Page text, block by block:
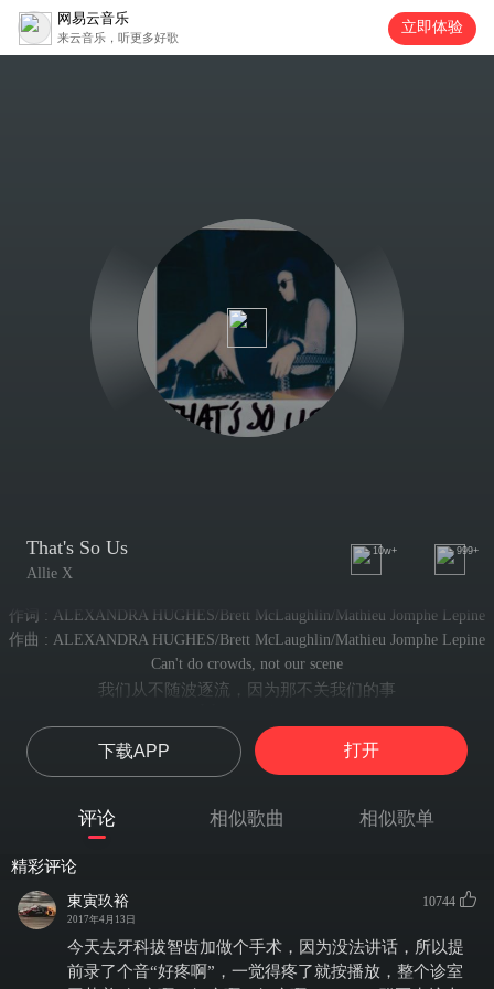
网易云音乐
来云音乐，听更多好歌
立即体验
That's So Us
Allie X
10w+ 999+
作词 : ALEXANDRA HUGHES/Brett McLaughlin/Mathieu Jomphe Lepine
作曲 : ALEXANDRA HUGHES/Brett McLaughlin/Mathieu Jomphe Lepine
Can't do crowds, not our scene
我们从不随波逐流，因为那不关我们的事
我们总是很焦虑
That's so you, that's so me
那太像你了，也太像我了
那就是我们的style啊
That's so you, that's so me
那太像你了，也太像我了
下载APP 打开
评论 相似歌曲 相似歌单
精彩评论
東寅玖裕
2017年4月13日
10744
今天去牙科拔智齿加做个手术，因为没法讲话，所以提
前录了个音“好疼啊”，一觉得疼了就按播放，整个诊室